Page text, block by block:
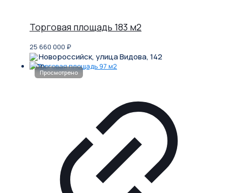
Торговая площадь 183 м2
25 660 000 ₽
Новороссийск, улица Видова, 142